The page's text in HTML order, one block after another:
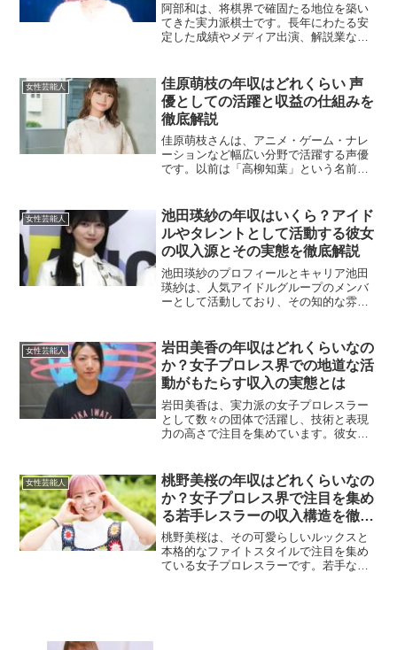
阿部和は、将棋界で確固たる地位を築い
てきた実力派棋士です。長年にわたる安
定した成績やメディア出演、解説業な
年収がどのような内訳で構成されている
のかを詳しく解説していきま...
女性芸能人
佳原萌枝の年収はどれくらい 声
優としての活躍と収益の仕組みを
徹底解説
佳原萌枝さんは、アニメ・ゲーム・ナレ
ーションなど幅広い分野で活躍する声優
です。以前は「高柳知葉」という名前で
に、『アイドルマスター シャイニーカラ
ーズ』のプロデューサー役...
女性芸能人
池田瑛紗の年収はいくら？アイド
ルやタレントとして活動する彼女
の収入源とその実態を徹底解説
池田瑛紗のプロフィールとキャリア池田
瑛紗は、人気アイドルグループのメンバ
ーとして活動しており、その知的な雰囲
や雑誌への出演、ラジオパーソナリティ
など、幅広い分野で活躍の...
女性芸能人
岩田美香の年収はどれくらいなの
か？女子プロレス界での地道な活
動がもたらす収入の実態とは
岩田美香は、実力派の女子プロレスラー
として数々の団体で活躍し、技術と表現
力の高さで注目を集めています。彼女の
きます。所属団体での試合による収入岩
田美香は主にセンダイガー...
女性芸能人
桃野美桜の年収はどれくらいなの
か？女子プロレス界で注目を集め
る若手レスラーの収入構造を徹底
解説
桃野美桜は、その可愛らしいルックスと
本格的なファイトスタイルで注目を集め
ている女子プロレスラーです。若手なが